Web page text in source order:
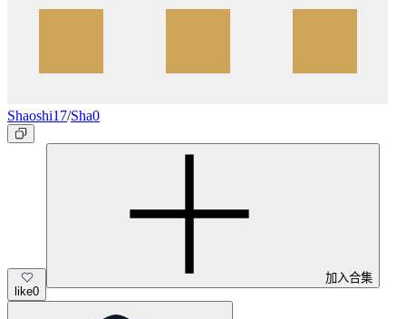
Shaoshi17/Sha0
like0
加入合集